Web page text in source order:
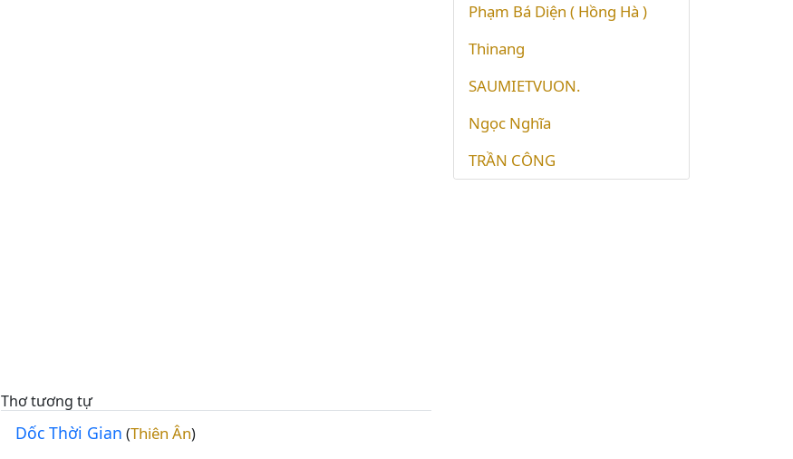
Thơ tương tự
Dốc Thời Gian (Thiên Ân)
Phạm Bá Diện ( Hồng Hà )
Thinang
SAUMIETVUON.
Ngọc Nghĩa
TRẦN CÔNG